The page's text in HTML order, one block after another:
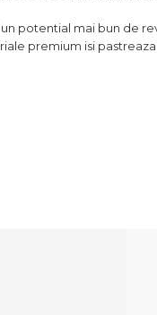
potential mai bun de
premium isi